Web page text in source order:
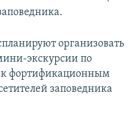
организовать
экскурсии по
к фортификационным
заповедника